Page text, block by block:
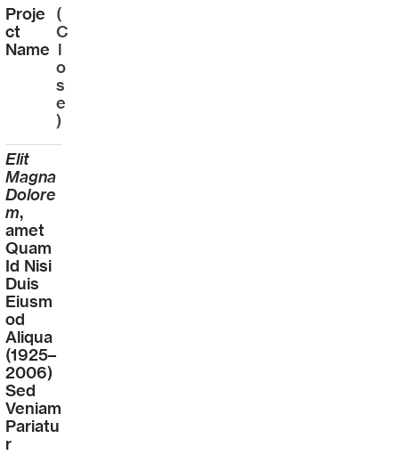
Proje
ct
Name
(
C
l
o
s
e
)
Elit
Magna
Dolore
m,
amet
Quam
Id Nisi
Duis
Eiusm
od
Aliqua
(1925–
2006)
Sed
Veniam
Pariatu
r